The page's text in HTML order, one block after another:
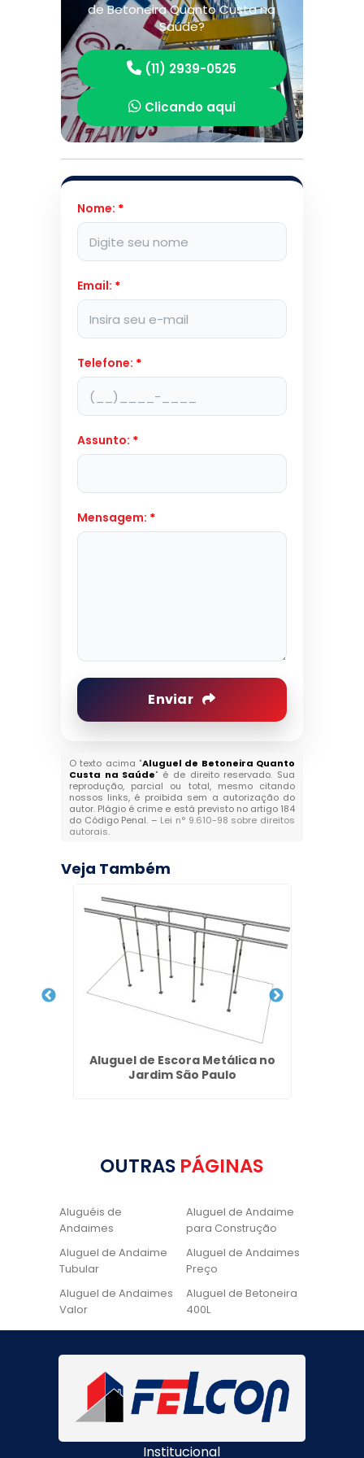
de Betoneira Quanto Custa na
Saúde?
(11) 2939-0525
Clicando aqui
Nome: *
Email: *
Telefone: *
Assunto: *
Mensagem: *
Enviar
O texto acima "Aluguel de Betoneira Quanto
Custa na Saúde" é de direito reservado. Sua
reprodução, parcial ou total, mesmo citando
nossos links, é proibida sem a autorização do
autor. Plágio é crime e está previsto no artigo 184
do Código Penal. – Lei n° 9.610-98 sobre direitos
autorais.
Veja Também
Aluguel de Escora Metálica no
Jardim São Paulo
OUTRAS PÁGINAS
Aluguéis de
Andaimes
Aluguel de Andaime
para Construção
Aluguel de Andaime
Tubular
Aluguel de Andaimes
Preço
Aluguel de Andaimes
Valor
Aluguel de Betoneira
400L
Aluguel de Betoneira
Cadeira de Pintura
Locação de Andaime
Preço
Locação de Andaime
Tubular
Locação de Andaime
Locação de
Institucional